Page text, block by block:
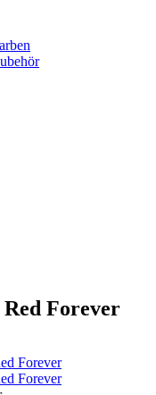
Forever